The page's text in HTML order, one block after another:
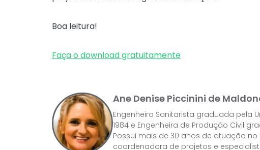
Boa leitura!
Faça o download gratuitamente
Ane Denise Piccinini de
Engenheira Sanitarista graduada pela
1984 e Engenheira de Produção Civil
Possui mais de 30 anos de atuação
coordenadora de projetos e